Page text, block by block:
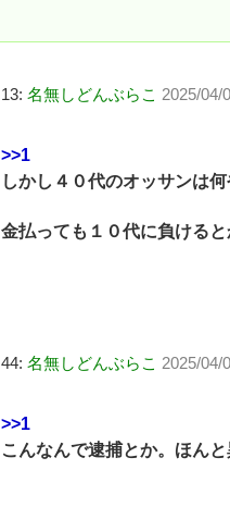
13: 名無しどんぶらこ 2025/04/
>>1
しかし４０代のオッサンは
金払っても１０代に負けると
44: 名無しどんぶらこ 2025/04/
>>1
こんなんで逮捕とか。ほん